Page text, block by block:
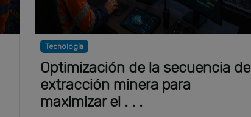
Tecnología
Optimización de la secuencia de
extracción minera para
maximizar el . . .